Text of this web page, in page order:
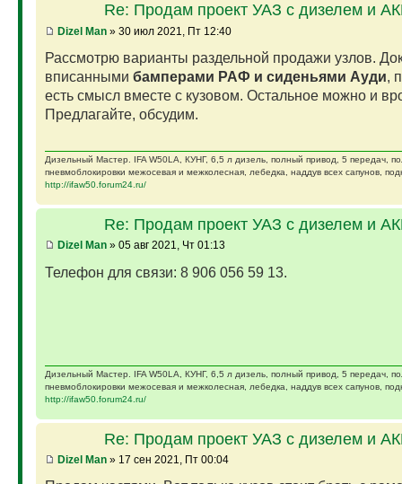
Re: Продам проект УАЗ с дизелем и
Dizel Man» 30 июл 2021, Пт 12:40
Рассмотрю варианты раздельной продажи узлов.
вписанными бамперами РАФ и сиденьями Ауди,
есть смысл вместе с кузовом. Остальное можно и
Предлагайте, обсудим.
Дизельный Мастер. IFA W50LA, КУНГ, 6,5 л дизель, полный привод, 5 передач,
пневмоблокировки межосевая и межколесная, лебедка, наддув всех сапунов,
http://ifaw50.forum24.ru/
Re: Продам проект УАЗ с дизелем и
Dizel Man» 05 авг 2021, Чт 01:13
Телефон для связи: 8 906 056 59 13.
Дизельный Мастер. IFA W50LA, КУНГ, 6,5 л дизель, полный привод, 5 передач,
пневмоблокировки межосевая и межколесная, лебедка, наддув всех сапунов,
http://ifaw50.forum24.ru/
Re: Продам проект УАЗ с дизелем и
Dizel Man» 17 сен 2021, Пт 00:04